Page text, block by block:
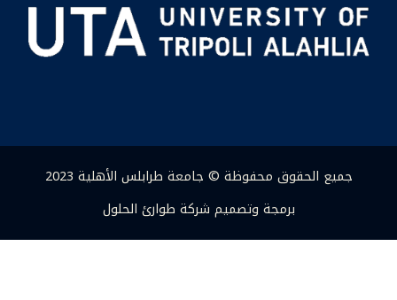
جميع الحقوق محفوظة © جامعة طرابلس الأهلية 2023
برمجة وتصميم شركة طوارئ الحلول